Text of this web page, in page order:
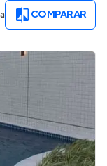
COMPARAR